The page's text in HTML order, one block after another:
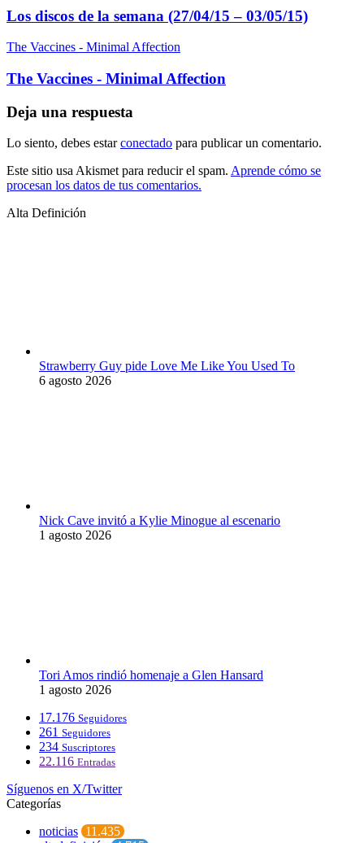
Los discos de la semana (27/04/15 – 03/05/15)
The Vaccines - Minimal Affection
The Vaccines - Minimal Affection
Deja una respuesta
Lo siento, debes estarconectado para publicar un comentario.
Este sitio usa Akismet para reducir el spam. Aprende cómo se
procesan los datos de tus comentarios.
Alta Definición
Strawberry Guy pide Love Me Like You Used To
6 agosto 2026
Nick Cave invitó a Kylie Minogue al escenario
1 agosto 2026
Tori Amos rindió homenaje a Glen Hansard
1 agosto 2026
17.176 Seguidores
261 Seguidores
234 Suscriptores
22.116 Entradas
Síguenos en X/Twitter
Categorías
noticias 11.435